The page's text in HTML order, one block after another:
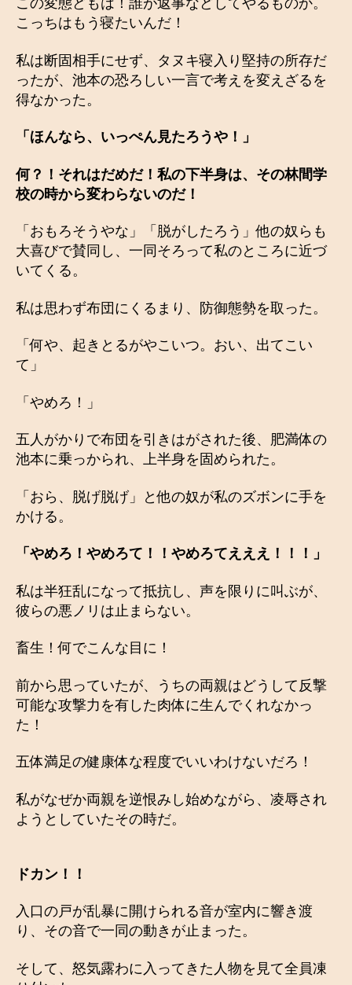
この変態どもは！誰が返事などしてやるものか。
こっちはもう寝たいんだ！
私は断固相手にせず、タヌキ寝入り堅持の所存だ
ったが、池本の恐ろしい一言で考えを変えざるを
得なかった。
「ほんなら、いっぺん見たろうや！」
何？！それはだめだ！私の下半身は、その林間学
校の時から変わらないのだ！
「おもろそうやな」「脱がしたろう」他の奴らも
大喜びで賛同し、一同そろって私のところに近づ
いてくる。
私は思わず布団にくるまり、防御態勢を取った。
「何や、起きとるがやこいつ。おい、出てこい
て」
「やめろ！」
五人がかりで布団を引きはがされた後、肥満体の
池本に乗っかられ、上半身を固められた。
「おら、脱げ脱げ」と他の奴が私のズボンに手を
かける。
「やめろ！やめろて！！やめろてえええ！！！」
私は半狂乱になって抵抗し、声を限りに叫ぶが、
彼らの悪ノリは止まらない。
畜生！何でこんな目に！
前から思っていたが、うちの両親はどうして反撃
可能な攻撃力を有した肉体に生んでくれなかっ
た！
五体満足の健康体な程度でいいわけないだろ！
私がなぜか両親を逆恨みし始めながら、凌辱され
ようとしていたその時だ。
ドカン！！
入口の戸が乱暴に開けられる音が室内に響き渡
り、その音で一同の動きが止まった。
そして、怒気露わに入ってきた人物を見て全員凍